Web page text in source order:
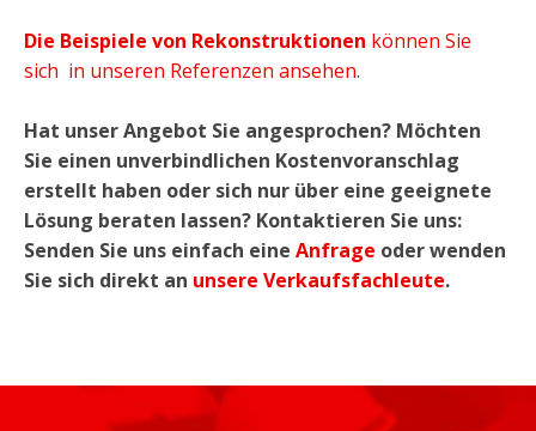
Die Beispiele von Rekonstruktionen können Sie
sich in unseren Referenzen ansehen.
Hat unser Angebot Sie angesprochen? Möchten
Sie einen unverbindlichen Kostenvoranschlag
erstellt haben oder sich nur über eine geeignete
Lösung beraten lassen? Kontaktieren Sie uns:
Senden Sie uns einfach eine Anfrage oder wenden
Sie sich direkt an unsere Verkaufsfachleute.